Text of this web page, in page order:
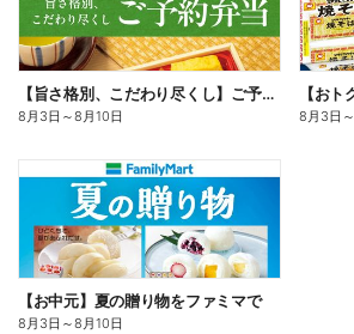
【旨さ格別、こだわり尽くし】ご予約弁当
8月3日 ～8月10日 8月3日 ～
【お中元】夏の贈り物をファミマで
8月3日 ～8月10日